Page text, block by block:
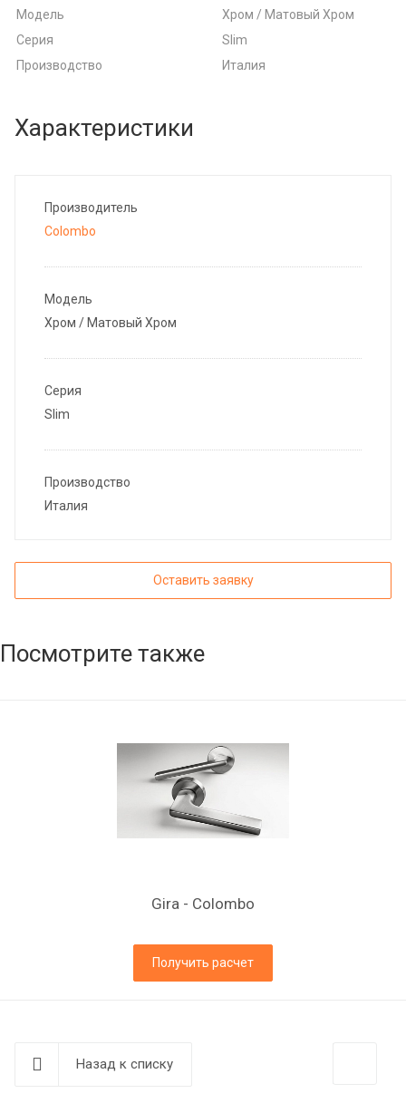
Модель
Хром / Матовый Хром
Серия
Slim
Производство
Италия
Характеристики
Производитель
Colombo
Модель
Хром / Матовый Хром
Серия
Slim
Производство
Италия
Оставить заявку
Посмотрите также
Gira - Colombo
Получить расчет
Назад к списку